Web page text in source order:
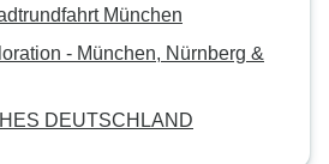
München
- München, Nürnberg &
DEUTSCHLAND